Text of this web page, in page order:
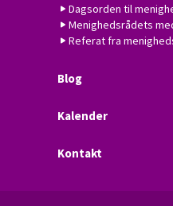
Dagsorden til
Menighedsrådets
Referat fra
Blog
Kalender
Kontakt